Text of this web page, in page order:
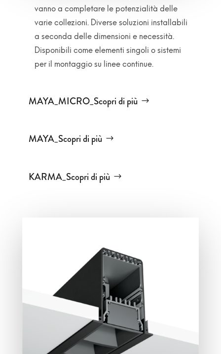
vanno a completare le potenzialità delle
varie collezioni. Diverse soluzioni installabili
a seconda delle dimensioni e necessità.
Disponibili come elementi singoli o sistemi
per il montaggio su linee continue.
MAYA_MICRO_Scopri di più
MAYA_Scopri di più
KARMA_Scopri di più